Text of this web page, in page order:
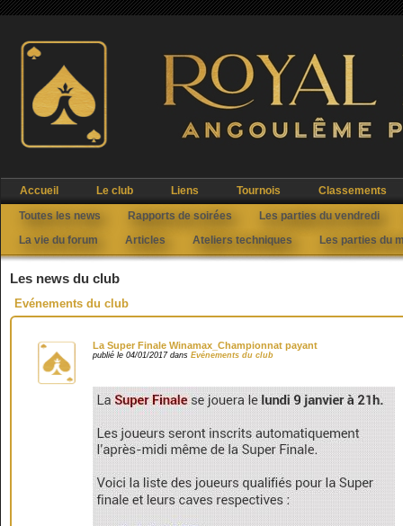
Accueil Le club Liens Tournois
Classements
Toutes les news
Rapports de soirées
Les parties du vendredi
La vie du forum
Articles Ateliers techniques Les parties du
Les news du club
Evénements du club
La Super Finale Winamax_Championnat payant
publié le 04/01/2017 dans Evénements du club